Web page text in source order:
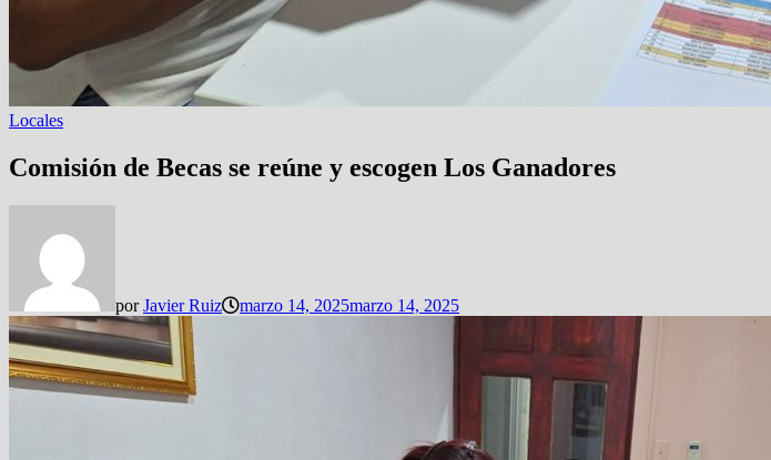
Locales
Comisión de Becas se reúne y escogen Los Ganadores
porJavier Ruiz marzo 14, 2025marzo 14, 2025